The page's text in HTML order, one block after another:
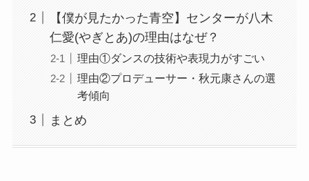
【僕が見たかった青空】センターが八木
仁愛(やぎとあ)の理由はなぜ？
理由①ダンスの技術や表現力がすごい
理由②プロデューサー・秋元康さんの選
考傾向
まとめ